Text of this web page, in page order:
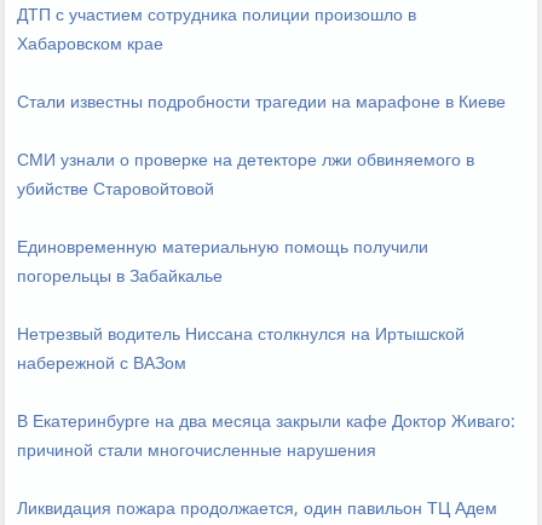
ДТП с участием сотрудника полиции произошло в
Хабаровском крае
Стали известны подробности трагедии на марафоне в Киеве
СМИ узнали о проверке на детекторе лжи обвиняемого в
убийстве Старовойтовой
Единовременную материальную помощь получили
погорельцы в Забайкалье
Нетрезвый водитель Ниссана столкнулся на Иртышской
набережной с ВАЗом
В Екатеринбурге на два месяца закрыли кафе Доктор Живаго:
причиной стали многочисленные нарушения
Ликвидация пожара продолжается, один павильон ТЦ Адем